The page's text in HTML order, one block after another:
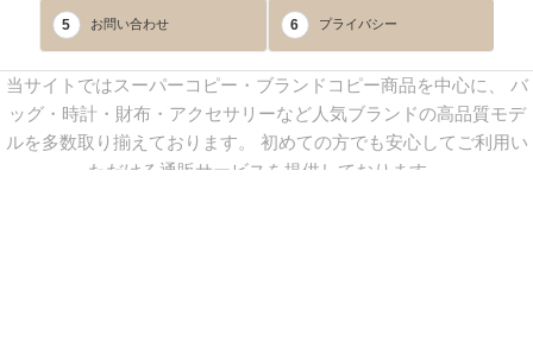
5 お問い合わせ 6 プライバシー
当サイトではスーパーコピー・ブランドコピー商品を中心に、 バ
ッグ・時計・財布・アクセサリーなど人気ブランドの高品質モデ
ルを多数取り揃えております。 初めての方でも安心してご利用い
ただける通販サービスを提供しております。